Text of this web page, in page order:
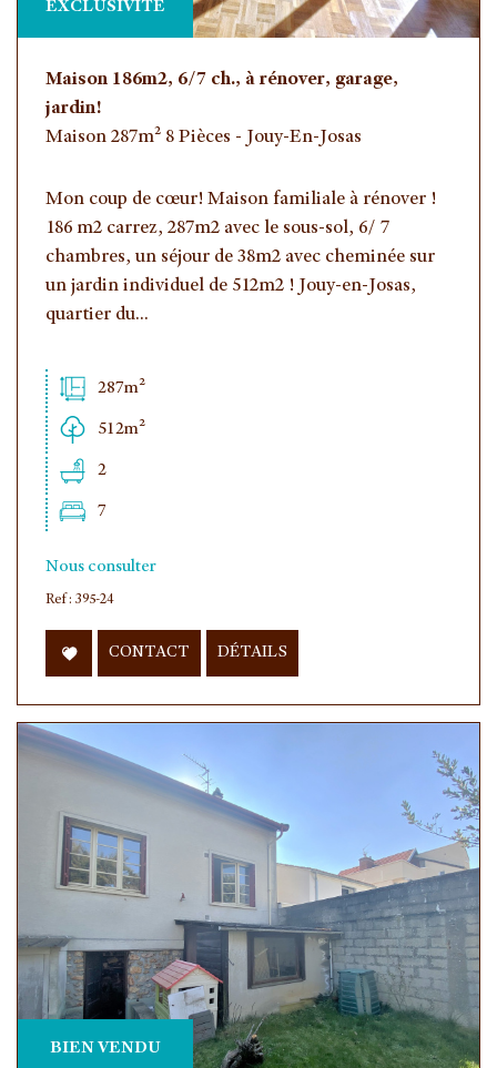
EXCLUSIVITÉ
Maison 186m2, 6/7 ch., à rénover, garage,
jardin!
Maison 287m² 8 Pièces - Jouy-En-Josas
Mon coup de cœur! Maison familiale à rénover !
186 m2 carrez, 287m2 avec le sous-sol, 6/ 7
chambres, un séjour de 38m2 avec cheminée sur
un jardin individuel de 512m2 ! Jouy-en-Josas,
quartier du...
287m²
512m²
2
7
Nous consulter
Ref : 395-24
CONTACT DÉTAILS
BIEN VENDU